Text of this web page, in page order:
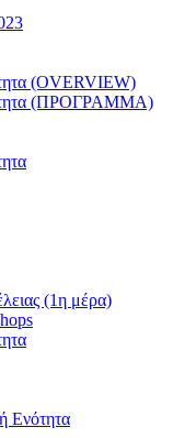
(OVERVIEW)
(ΠΡΟΓΡΑΜΜΑ)
(1η μέρα)
Ενότητα